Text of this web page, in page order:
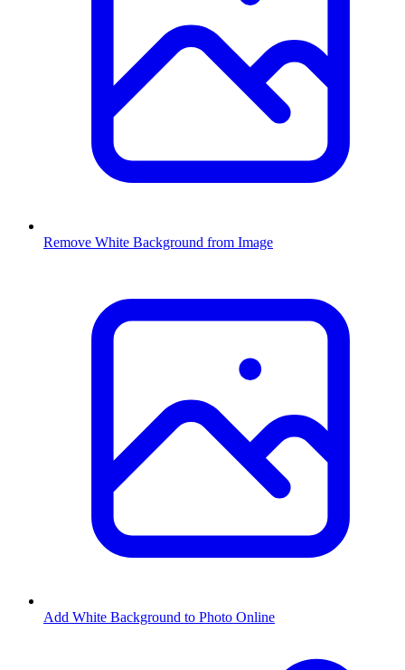
Remove White Background from Image
Add White Background to Photo Online